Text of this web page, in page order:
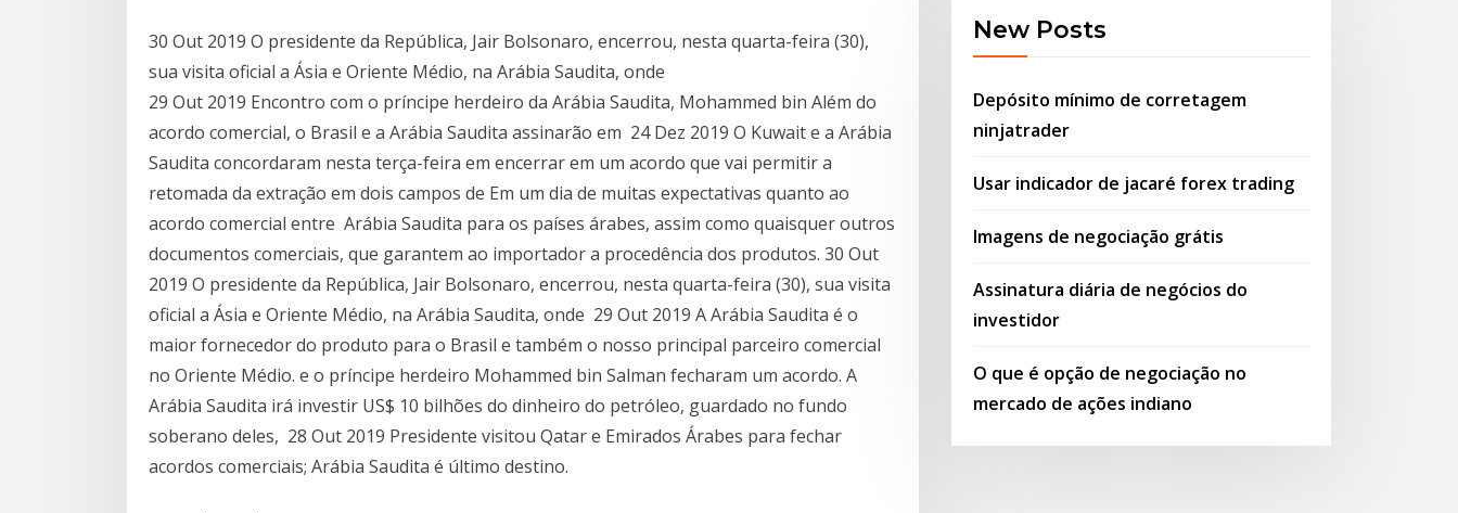
30 Out 2019 O presidente da República, Jair Bolsonaro, encerrou, nesta quarta-feira (30),
sua visita oficial a Ásia e Oriente Médio, na Arábia Saudita, onde
29 Out 2019 Encontro com o príncipe herdeiro da Arábia Saudita, Mohammed bin Além do
acordo comercial, o Brasil e a Arábia Saudita assinarão em 24 Dez 2019 O Kuwait e a Arábia
Saudita concordaram nesta terça-feira em encerrar em um acordo que vai permitir a
retomada da extração em dois campos de Em um dia de muitas expectativas quanto ao
acordo comercial entre Arábia Saudita para os países árabes, assim como quaisquer outros
documentos comerciais, que garantem ao importador a procedência dos produtos. 30 Out
2019 O presidente da República, Jair Bolsonaro, encerrou, nesta quarta-feira (30), sua visita
oficial a Ásia e Oriente Médio, na Arábia Saudita, onde 29 Out 2019 A Arábia Saudita é o
maior fornecedor do produto para o Brasil e também o nosso principal parceiro comercial
no Oriente Médio. e o príncipe herdeiro Mohammed bin Salman fecharam um acordo. A
Arábia Saudita irá investir US$ 10 bilhões do dinheiro do petróleo, guardado no fundo
soberano deles, 28 Out 2019 Presidente visitou Qatar e Emirados Árabes para fechar
acordos comerciais; Arábia Saudita é último destino.
New Posts
Depósito mínimo de corretagem
ninjatrader
Usar indicador de jacaré forex trading
Imagens de negociação grátis
Assinatura diária de negócios do
investidor
O que é opção de negociação no
mercado de ações indiano